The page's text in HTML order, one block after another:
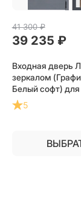
41 300 ₽
39 235 ₽
Входная дверь
зеркалом
Белый софт)
в квартиру
5